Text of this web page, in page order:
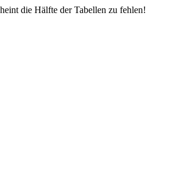
die Hälfte der Tabellen zu fehlen!